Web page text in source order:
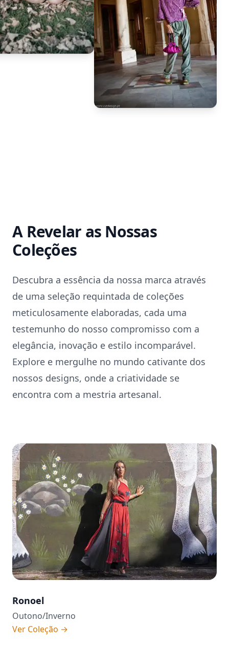
A Revelar as Nossas
Coleções
Descubra a essência da nossa marca através
de uma seleção requintada de coleções
meticulosamente elaboradas, cada uma
testemunho do nosso compromisso com a
elegância, inovação e estilo incomparável.
Explore e mergulhe no mundo cativante dos
nossos designs, onde a criatividade se
encontra com a mestria artesanal.
Ronoel
Outono/Inverno
Ver Coleção →